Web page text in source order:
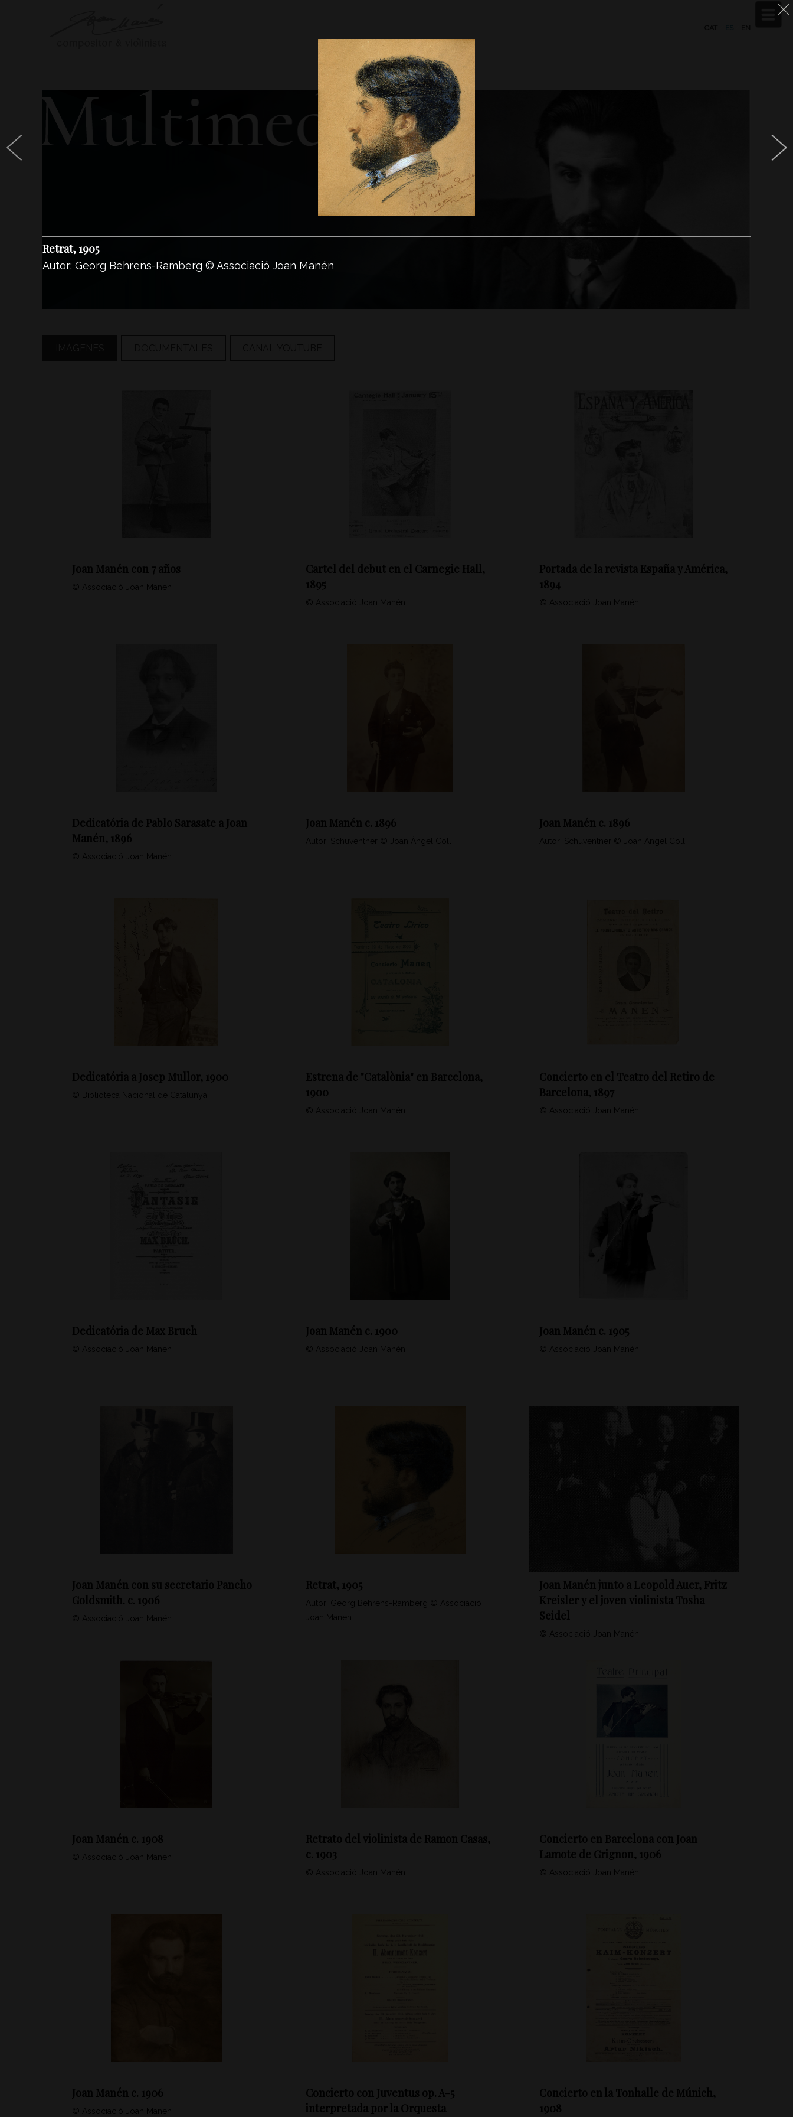
Retrat, 1905
Autor: Georg Behrens-Ramberg © Associació Joan Manén
Portada de la revista España y América,
1894
© Associació Joan Manén
Cartel del debut en el Carnegie Hall,
1895
© Associació Joan Manén
Joan Manén con 7 años
© Associació Joan Manén
Joan Manén c. 1896
Autor: Schuventner © Joan Àngel Coll
Joan Manén c. 1896
Autor: Schuventner © Joan Àngel Coll
Dedicatória de Pablo Sarasate a Joan
Manén, 1896
© Associació Joan Manén
Concierto en el Teatro del Retiro de
Barcelona, 1897
© Associació Joan Manén
Estrena de "Catalònia" en Barcelona,
1900
© Associació Joan Manén
Dedicatória a Josep Mullor, 1900
© Biblioteca Nacional de Catalunya
Joan Manén c. 1905
© Associació Joan Manén
Joan Manén c. 1900
© Associació Joan Manén
Dedicatória de Max Bruch
© Associació Joan Manén
Joan Manén junto a Leopold Auer, Fritz
Kreisler y el joven violinista Tosha
Seidel
© Associació Joan Manén
Retrat, 1905
Autor: Georg Behrens-Ramberg © Associació
Joan Manén
Joan Manén con su secretario Pancho
Goldsmith. c. 1906
© Associació Joan Manén
Concierto en Barcelona con Joan
Lamote de Grignon, 1906
© Associació Joan Manén
Retrato del violinista de Ramon Casas,
c. 1903
© Associació Joan Manén
Joan Manén c. 1908
© Associació Joan Manén
Concierto en la Tonhalle de Múnich,
1908
Concierto con Juventus op. A-5
interpretada por la Orquesta
Joan Manén c. 1906
© Associació Joan Manén